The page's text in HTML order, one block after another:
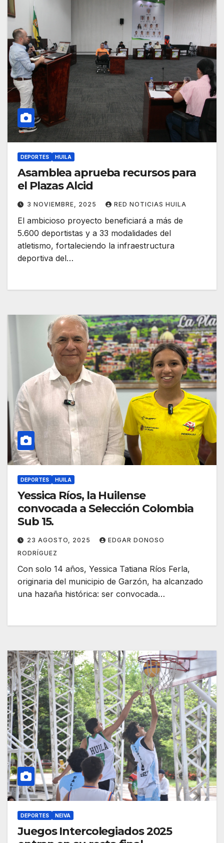
DEPORTES HUILA
Asamblea aprueba recursos para
el Plazas Alcid
3 NOVIEMBRE, 2025 RED NOTICIAS HUILA
El ambicioso proyecto beneficiará a más de
5.600 deportistas y a 33 modalidades del
atletismo, fortaleciendo la infraestructura
deportiva del…
DEPORTES HUILA
Yessica Ríos, la Huilense
convocada a Selección Colombia
Sub 15.
23 AGOSTO, 2025
EDGAR DONOSO
RODRÍGUEZ
Con solo 14 años, Yessica Tatiana Ríos Ferla,
originaria del municipio de Garzón, ha alcanzado
una hazaña histórica: ser convocada…
DEPORTES NEIVA
Juegos Intercolegiados 2025